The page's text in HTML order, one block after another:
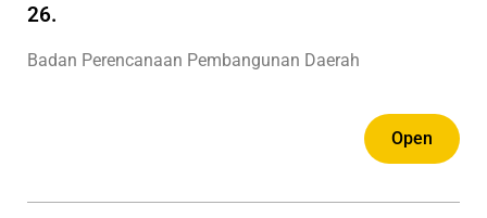
26.
Badan Perencanaan Pembangunan Daerah
Open